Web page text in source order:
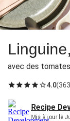
avec des
4.0(363
Recipe
Mis à jour le